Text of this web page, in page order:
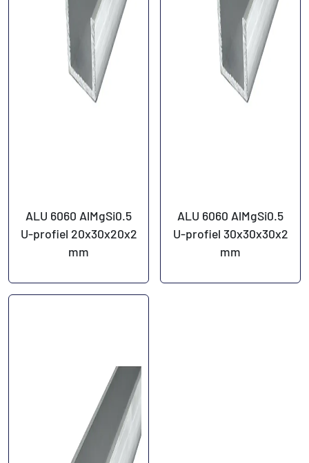
ALU 6060 AlMgSi0.5
U-profiel 20x30x20x2
mm
ALU 6060 AlMgSi0.5
U-profiel 30x30x30x2
mm